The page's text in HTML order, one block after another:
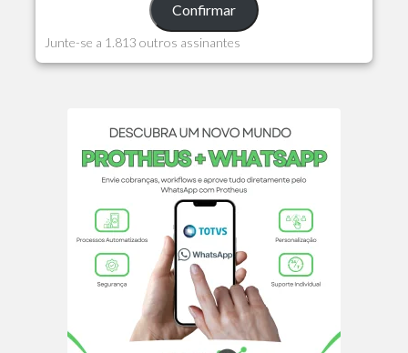
Confirmar
Junte-se a 1.813 outros assinantes